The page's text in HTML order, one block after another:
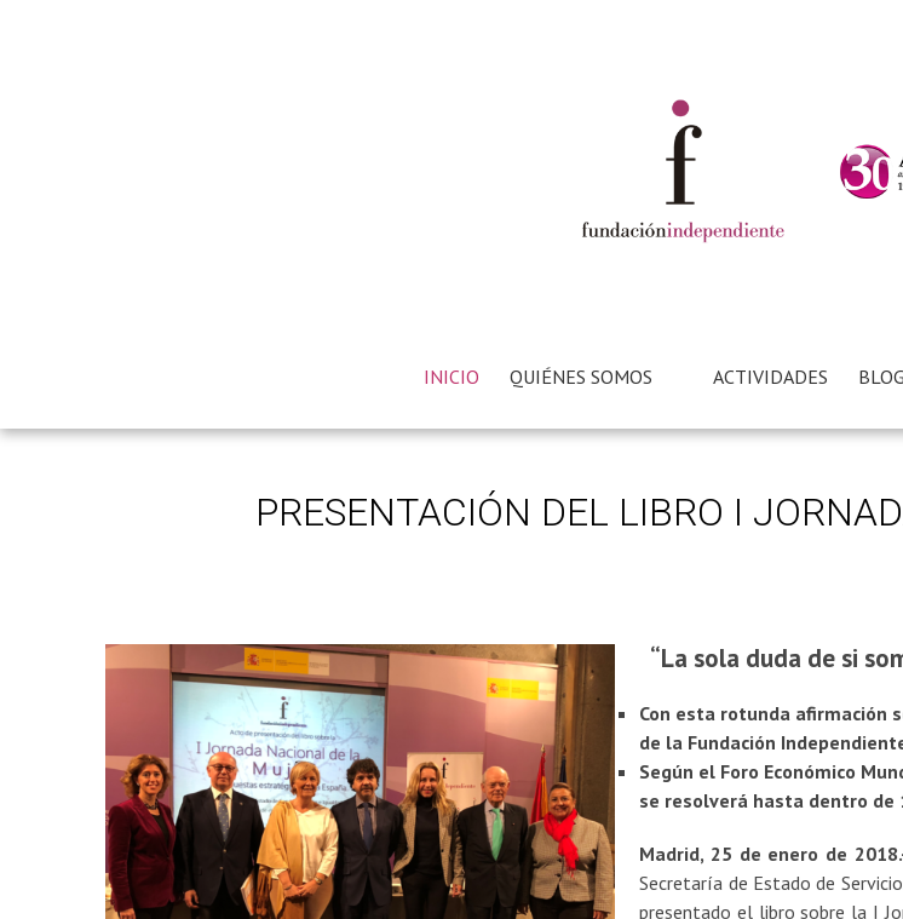
INICIO QUIÉNES SOMOS ACTIVIDADES BLOG
PRESENTACIÓN DEL LIBRO I
“La sola duda de si
Con esta rotunda afirmación
de la Fundación
Según el Foro Económico
se resolverá hasta dentro de
Madrid, 25 de enero de
Secretaría de Estado de
presentado el libro sobre la I